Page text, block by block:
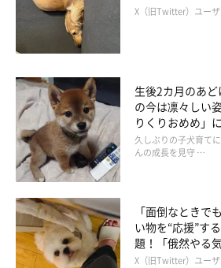
X（旧Twitter）ユー
生後2カ月のあ
の今は凛々しい
りくりおめめ」
久しぶりの子犬育て
んの成長を見守 …
「面倒なときで
い物を“応援”す
題！「俄然やる
X（旧Twitter）ユー